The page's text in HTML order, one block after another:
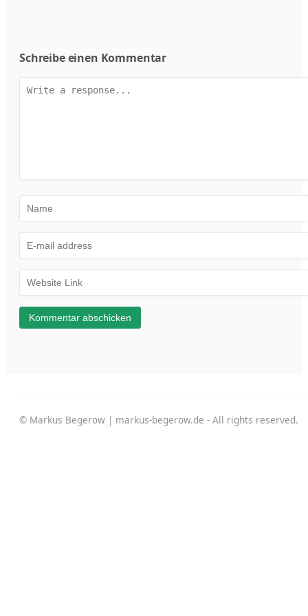
Schreibe einen Kommentar
© Markus Begerow | markus-begerow.de - All rights reserved.